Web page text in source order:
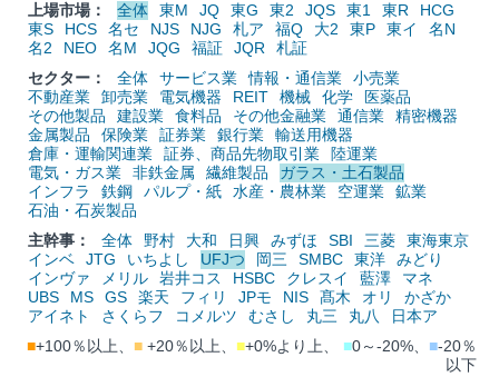
上場市場：
全体 東M JQ 東G 東2 JQS 東1 東R
HCG
東S
HCS 名セ NJS NJG 札ア 福Q 大2 東P 東イ
名N
名2
NEO 名M JQG 福証 JQR
札証
セクター：
全体 サービス業 情報・通信業
小売業
不動産業
卸売業 電気機器 REIT 機械 化学
医薬品
その他製品
建設業 食料品 その他金融業 通信業
精密機器
金属製品
保険業 証券業 銀行業
輸送用機器
倉庫・運輸関連業
証券、商品先物取引業
陸運業
電気・ガス業
非鉄金属 繊維製品
ガラス・土石製品
インフラ
鉄鋼 パルプ・紙 水産・農林業 空運業
鉱業
石油・石炭製品
主幹事：
全体 野村 大和 日興 みずほ SBI 三菱
東海東京
インベ
JTG いちよし UFJつ 岡三 SMBC 東洋
みどり
インヴァ
メリル 岩井コス HSBC クレスイ 藍澤
マネ
UBS
MS GS 楽天 フィリ JPモ NIS 髙木 オリ
かざか
アイネト
さくらフ コメルツ むさし 丸三 丸八
日本ア
■+100％以上、 ■ +20％以上、 ■+0%より上、 ■0～-20%、 ■-20％
以下